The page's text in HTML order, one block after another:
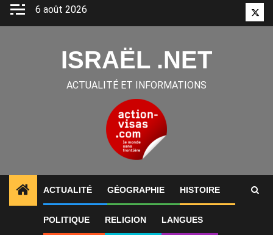
Aller
6 août 2026
ISRAËL .NET
ACTUALITÉ ET INFORMATIONS
ACTUALITÉ GÉOGRAPHIE HISTOIRE
POLITIQUE RELIGION LANGUES
International